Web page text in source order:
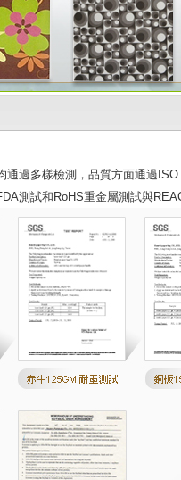
通過多樣檢測，品質方面通過
測試和RoHS重金屬測試與